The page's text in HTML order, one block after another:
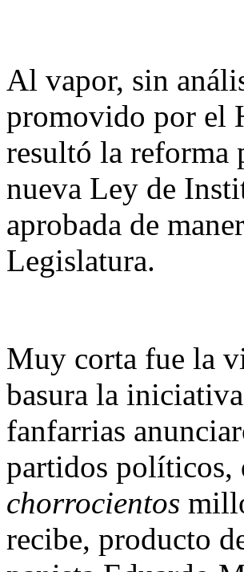
Al vapor, sin
promovido por el
resultó la reforma
nueva Ley de
aprobada de
Legislatura.
Muy corta fue la
basura la
fanfarrias
partidos políticos,
chorrocientos
recibe, producto